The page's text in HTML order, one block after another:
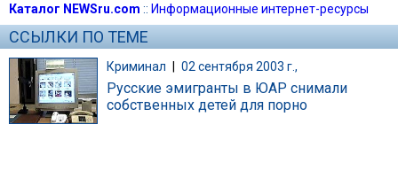
Каталог NEWSru.com :: Информационные интернет-ресурсы
ССЫЛКИ ПО ТЕМЕ
Криминал | 02 сентября 2003 г.,
Русские эмигранты в ЮАР снимали
собственных детей для порно